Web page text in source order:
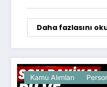
Daha fazlasını
Kamu Alımları